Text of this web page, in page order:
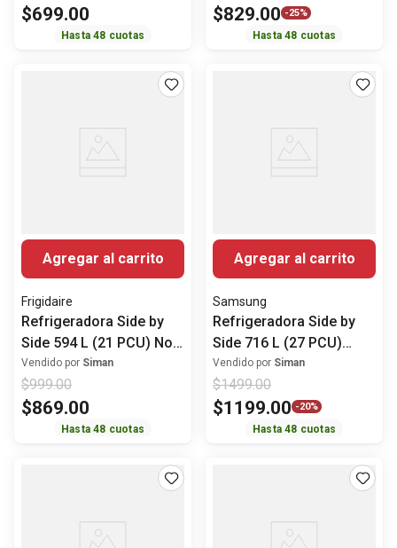
$699.00
Hasta48 cuotas
$829.00 -25%
Hasta48 cuotas
Agregar al carrito
Frigidaire
Refrigeradora Side by
Side 594 L (21 PCU) No
Frost FRSG2115AV
Frigidaire
Vendido por Siman
$999.00
$869.00
Hasta48 cuotas
Agregar al carrito
Samsung
Refrigeradora Side by
Side 716 L (27 PCU)
Digital Inverter
RS27T5200S9/AP
Samsung
Vendido por Siman
$1499.00
$1199.00 -20%
Hasta48 cuotas